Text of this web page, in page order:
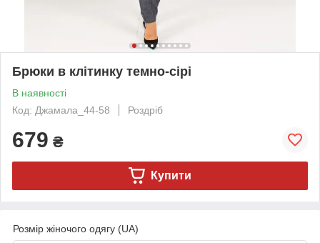
Брюки в клітинку темно-сірі
В наявності
Код: Джамала_44-58
Роздріб
679 ₴
Купити
Розмір жіночого одягу (UA)